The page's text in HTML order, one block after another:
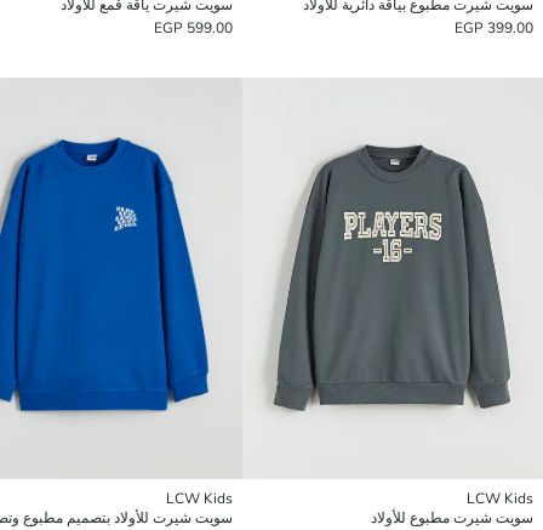
سويت شيرت مطبوع بياقة دائرية للأولاد
399.00 EGP
سويت شيرت ياقة قمع للأولاد
599.00 EGP
LCW Kids
سويت شيرت مطبوع للأولاد
LCW Kids